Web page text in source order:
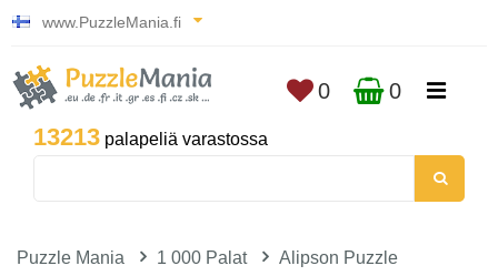
www.PuzzleMania.fi
13213 palapeliä varastossa
0 0
Puzzle Mania 1 000 Palat
Alipson Puzzle